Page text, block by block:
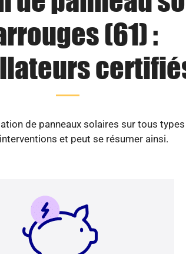
(61) :
de panneaux solaires sur tous
et peut se résumer ainsi.